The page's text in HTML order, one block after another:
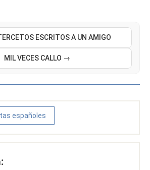
ESCRITOS A UN AMIGO
MIL VECES CALLO →
españoles